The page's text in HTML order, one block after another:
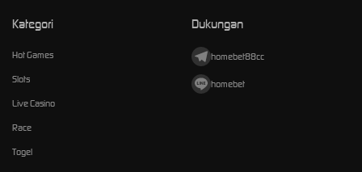
Kategori
Hot Games
Slots
Live Casino
Race
Togel
Dukungan
homebet88cc
homebet